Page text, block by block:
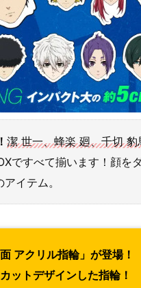
潔 世一、蜂楽 廻、千切
ですべて揃います！顔を
イテム。
アクリル指輪」が登場！
ットデザインした指輪！